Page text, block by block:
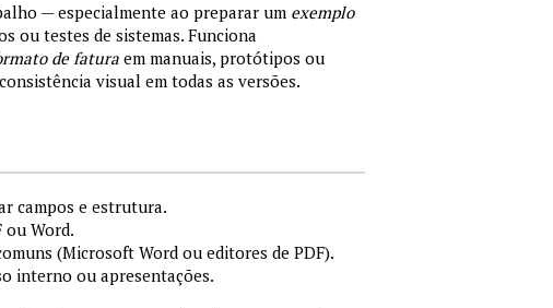
— especialmente ao preparar um exemplo
ou testes de sistemas. Funciona
de faturaem manuais, protótipos ou
visual em todas as versões.
campos e estrutura.
ou Word.
(Microsoft Word ou editores de PDF).
interno ou apresentações.